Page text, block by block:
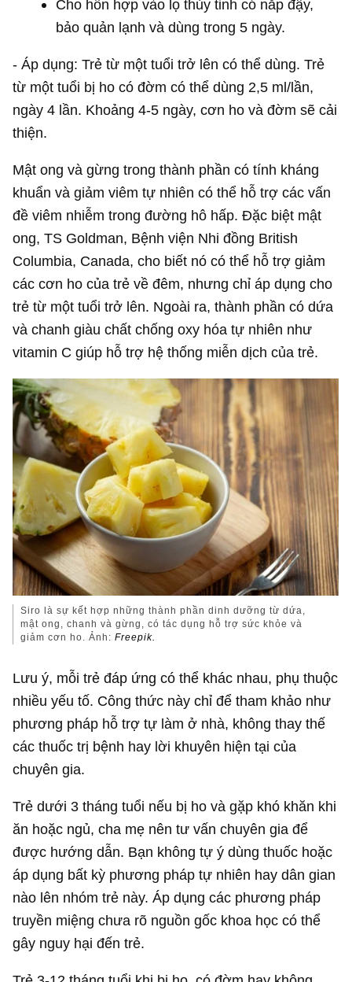
Cho hỗn hợp vào lọ thủy tinh có nắp đậy,
bảo quản lạnh và dùng trong 5 ngày.
- Áp dụng: Trẻ từ một tuổi trở lên có thể dùng. Trẻ
từ một tuổi bị ho có đờm có thể dùng 2,5 ml/lần,
ngày 4 lần. Khoảng 4-5 ngày, cơn ho và đờm sẽ cải
thiện.
Mật ong và gừng trong thành phần có tính kháng
khuẩn và giảm viêm tự nhiên có thể hỗ trợ các vấn
đề viêm nhiễm trong đường hô hấp. Đặc biệt mật
ong, TS Goldman, Bệnh viện Nhi đồng British
Columbia, Canada, cho biết nó có thể hỗ trợ giảm
các cơn ho của trẻ về đêm, nhưng chỉ áp dụng cho
trẻ từ một tuổi trở lên. Ngoài ra, thành phần có dứa
và chanh giàu chất chống oxy hóa tự nhiên như
vitamin C giúp hỗ trợ hệ thống miễn dịch của trẻ.
Siro là sự kết hợp những thành phần dinh dưỡng từ dứa,
mật ong, chanh và gừng, có tác dụng hỗ trợ sức khỏe và
giảm cơn ho. Ảnh:Freepik.
Lưu ý, mỗi trẻ đáp ứng có thể khác nhau, phụ thuộc
nhiều yếu tố. Công thức này chỉ để tham khảo như
phương pháp hỗ trợ tự làm ở nhà, không thay thế
các thuốc trị bệnh hay lời khuyên hiện tại của
chuyên gia.
Trẻ dưới 3 tháng tuổi nếu bị ho và gặp khó khăn khi
ăn hoặc ngủ, cha mẹ nên tư vấn chuyên gia để
được hướng dẫn. Bạn không tự ý dùng thuốc hoặc
áp dụng bất kỳ phương pháp tự nhiên hay dân gian
nào lên nhóm trẻ này. Áp dụng các phương pháp
truyền miệng chưa rõ nguồn gốc khoa học có thể
gây nguy hại đến trẻ.